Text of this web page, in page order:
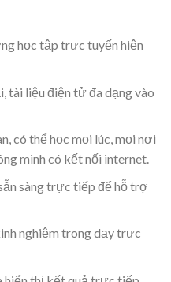
học tập trực tuyến hiện
tài liệu điện tử đa dạng vào
có thể học mọi lúc, mọi nơi
minh có kết nối internet.
sàng trực tiếp để hỗ trợ
nghiệm trong dạy trực